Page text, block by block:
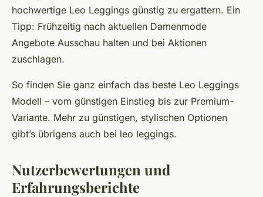
hochwertige Leo Leggings günstig zu ergattern. Ein
Tipp: Frühzeitig nach aktuellen Damenmode
Angebote Ausschau halten und bei Aktionen
zuschlagen.
So finden Sie ganz einfach das beste Leo Leggings
Modell – vom günstigen Einstieg bis zur Premium-
Variante. Mehr zu günstigen, stylischen Optionen
gibt’s übrigens auch bei leo leggings.
Nutzerbewertungen und
Erfahrungsberichte